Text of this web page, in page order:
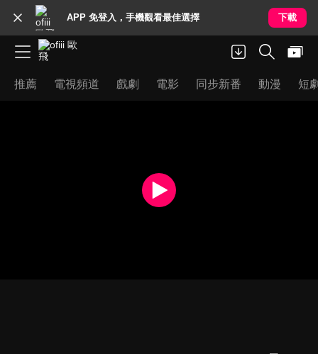
APP 免登入，手機觀看最佳選擇 下載
推薦 電視頻道 戲劇 電影 同步新番 動漫 短